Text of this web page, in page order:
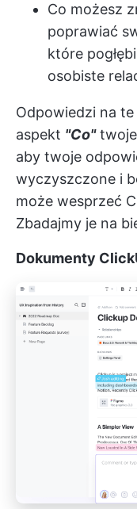
Co możesz
poprawiać
które
osobiste
Odpowiedzi na
aspekt "Co"
aby twoje
wyczyszczone i
może wesprzeć
Zbadajmy je na
Dokumenty